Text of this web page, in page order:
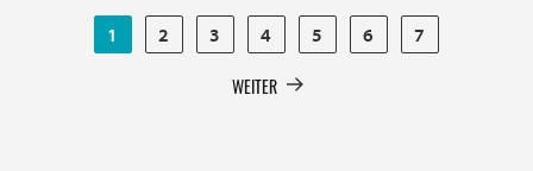
1 2 3 4 5 6 7
WEITER